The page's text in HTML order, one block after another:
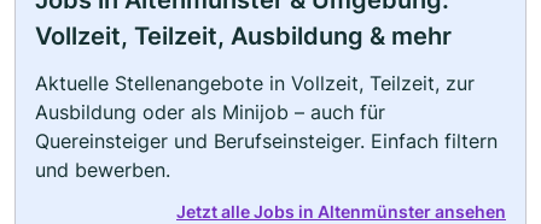
Vollzeit, Teilzeit, Ausbildung & mehr
Aktuelle Stellenangebote in Vollzeit, Teilzeit, zur
Ausbildung oder als Minijob – auch für
Quereinsteiger und Berufseinsteiger. Einfach filtern
und bewerben.
Jetzt alle Jobs in Altenmünster ansehen